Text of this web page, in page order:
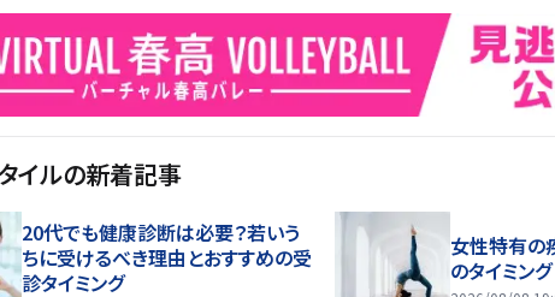
イルの新着記事
20代でも健康診断は必要？若いう
ちに受けるべき理由とおすすめの受
診タイミング
女性特有の
のタイミング